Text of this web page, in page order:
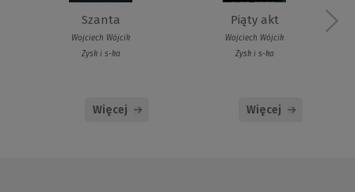
Szanta
Wojciech Wójcik
Zysk i s-ka
Więcej
Piąty akt
Wojciech Wójcik
Zysk i s-ka
Więcej